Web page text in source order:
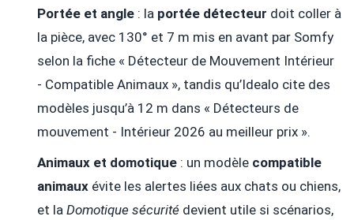
Portée et angle: la portée détecteur doit coller à
la pièce, avec 130° et 7 m mis en avant par Somfy
selon la fiche « Détecteur de Mouvement Intérieur
- Compatible Animaux », tandis qu’Idealo cite des
modèles jusqu’à 12 m dans « Détecteurs de
mouvement - Intérieur 2026 au meilleur prix ».
Animaux et domotique: un modèle compatible
animauxévite les alertes liées aux chats ou chiens,
et la Domotique sécurité devient utile si scénarios,